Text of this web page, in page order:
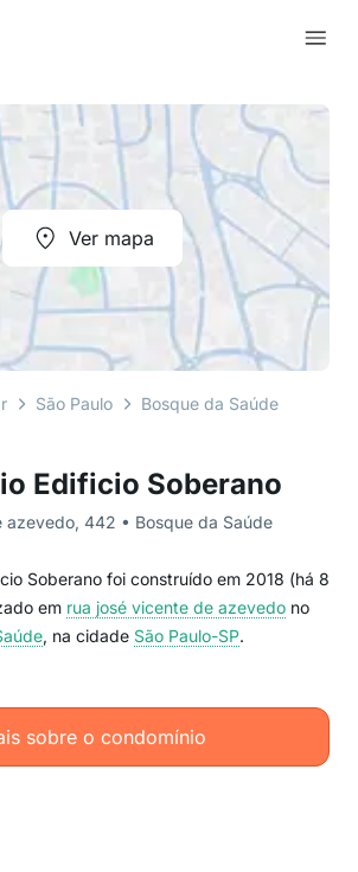
Edificio Soberano
azevedo, 442 • Bosque da Saúde
Soberano foi construído em 2018 (há 8
em rua josé vicente de azevedo no
, na cidade São Paulo-SP.
sobre o condomínio
Ver mapa
São Paulo Bosque da Saúde